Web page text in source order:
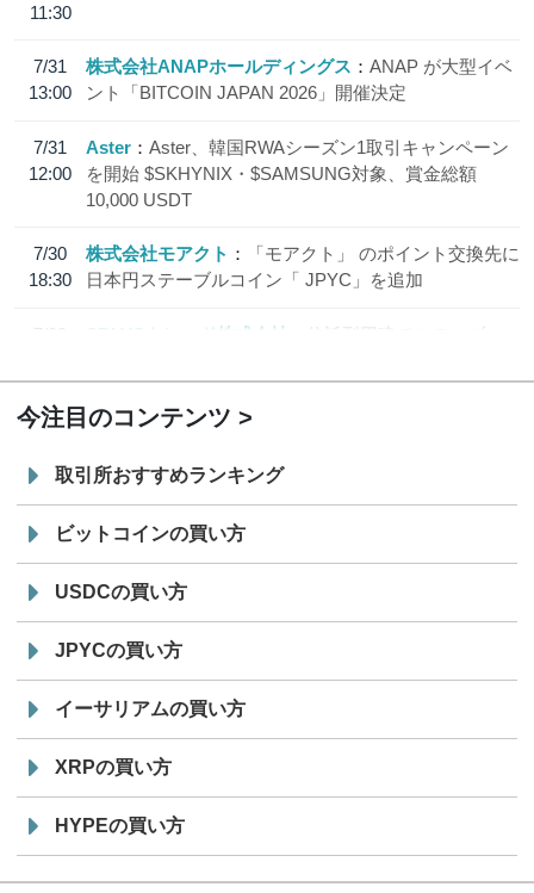
11:30
7/31
13:00
株式会社ANAPホールディングス
ANAP が大型イベ
ント「BITCOIN JAPAN 2026」開催決定
7/31
12:00
Aster
Aster、韓国RWAシーズン1取引キャンペーン
を開始 $SKHYNIX・$SAMSUNG対象、賞金総額
10,000 USDT
7/30
18:30
株式会社モアクト
「モアクト」 のポイント交換先に
日本円ステーブルコイン「 JPYC」を追加
7/29
SBI VCトレード株式会社
信託型円建てステーブル
今注目のコンテンツ
取引所おすすめランキング
ビットコインの買い方
USDCの買い方
JPYCの買い方
イーサリアムの買い方
XRPの買い方
HYPEの買い方